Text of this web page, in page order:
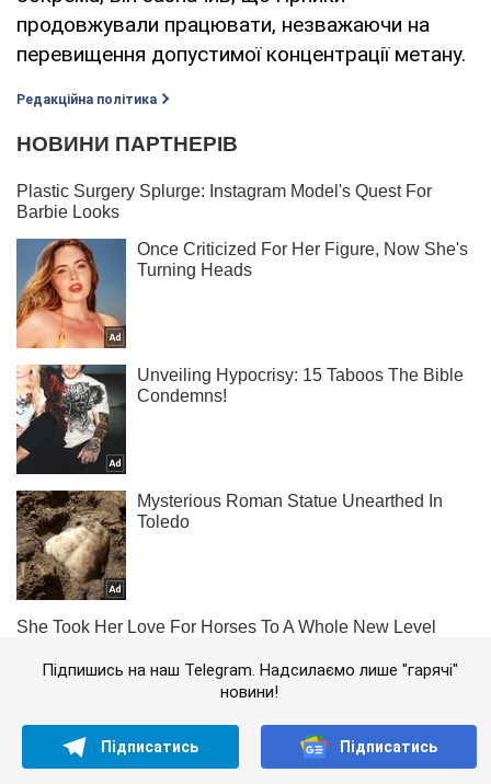
продовжували працювати, незважаючи на
перевищення допустимої концентрації метану.
Редакційна політика
Підпишись на наш Telegram. Надсилаємо лише "гарячі"
новини!
Підписатись Підписатись